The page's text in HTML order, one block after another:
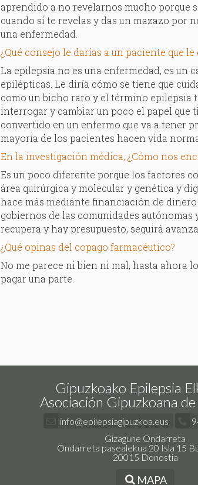
aprendido a no revelarnos mucho porque
cuando sí te revelas y das un mazazo por
una enfermedad.
¿Qué consejo le darías a un paciente que
La epilepsia no es una enfermedad, es un
epilépticas. Le diría cómo se tiene que
como un bicho raro y el término epilepsia
interrogar y cambiar un poco el papel que
convertido en un enfermo que va a tener
mayoría de los pacientes hacen vida
En la investigación médica, ¿Cómo nos
Es un poco diferente porque los factores
área quirúrgica y molecular y genética y
hace más mediante financiación de
gobiernos de las comunidades autónomas
recupera y hay presupuesto, seguirá
¿Qué opinas del copago farmacéutico?
No me parece ni bien ni mal, hasta ahora
pagar una parte.
Gipuzkoako Epilepsia
Asociación Gipuzkoana de
info@epilepsiagipuzkoa.eus
Gizagune Ondarreta
Ondarreta pasealekua 20 Isla 15
20015 Donostia
MAPA